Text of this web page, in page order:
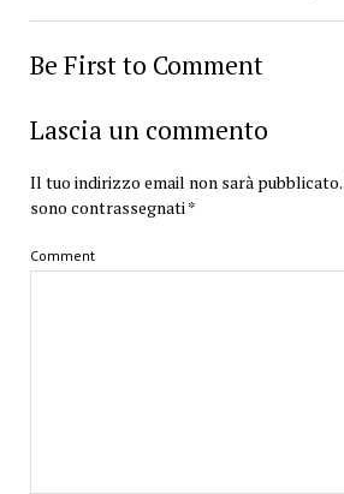
Be First to Comment
Lascia un commento
Il tuo indirizzo email non sarà pubblicato.
sono contrassegnati*
Comment